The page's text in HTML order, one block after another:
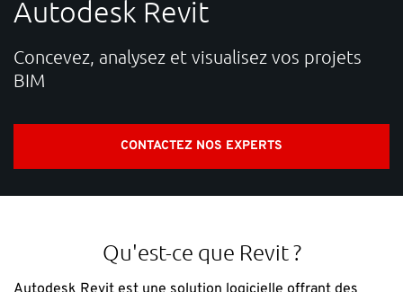
SUPPORT
Vous avez besoin d'aide ?
Contacter NTI Eurostudio : 01 43 90 10 00 Contacter NTI
Nako : 01 46 22 36 12 E-mail :info-fr@nti-group.com
Autodesk Revit
Concevez, analysez et visualisez vos projets
BIM
CONTACTEZ NOS EXPERTS
Qu'est-ce que Revit ?